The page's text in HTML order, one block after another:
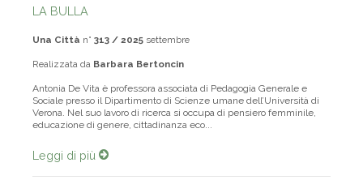
LA BULLA
Una Città n° 313 / 2025 settembre
Realizzata da Barbara Bertoncin
Antonia De Vita è professora associata di Pedagogia Generale e
Sociale presso il Dipartimento di Scienze umane dell’Università di
Verona. Nel suo lavoro di ricerca si occupa di pensiero femminile,
educazione di genere, cittadinanza eco...
Leggi di più